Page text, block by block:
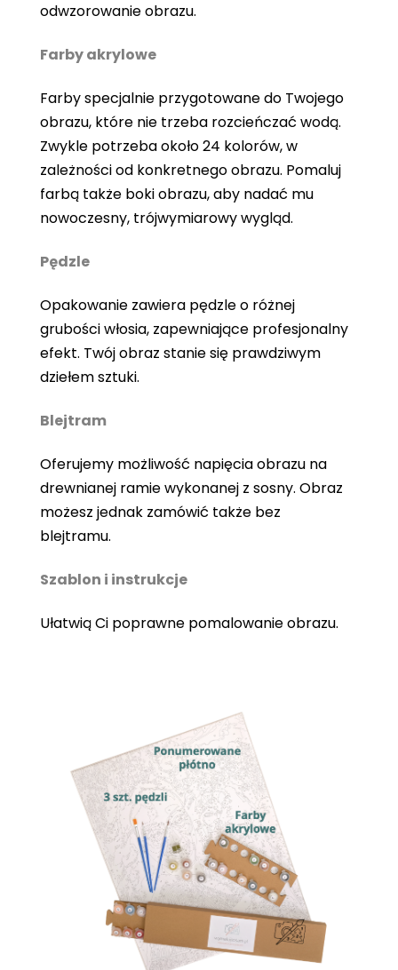
odwzorowanie obrazu.
Farby akrylowe
Farby specjalnie przygotowane do Twojego
obrazu, które nie trzeba rozcieńczać wodą.
Zwykle potrzeba około 24 kolorów, w
zależności od konkretnego obrazu. Pomaluj
farbą także boki obrazu, aby nadać mu
nowoczesny, trójwymiarowy wygląd.
Pędzle
Opakowanie zawiera pędzle o różnej
grubości włosia, zapewniające profesjonalny
efekt. Twój obraz stanie się prawdziwym
dziełem sztuki.
Blejtram
Oferujemy możliwość napięcia obrazu na
drewnianej ramie wykonanej z sosny. Obraz
możesz jednak zamówić także bez
blejtramu.
Szablon i instrukcje
Ułatwią Ci poprawne pomalowanie obrazu.